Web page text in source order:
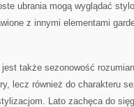
ubrania mogą wyglądać
z innymi elementami
także sezonowość
lecz również do charakteru
Lato zachęca do